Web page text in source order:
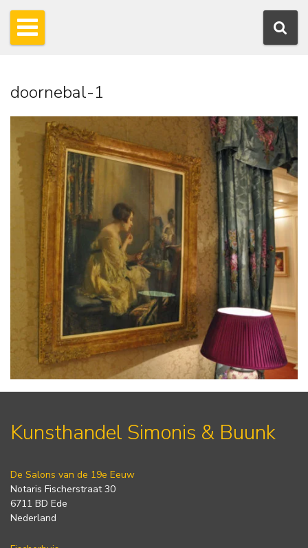
doornebal-1
Kunsthandel Simonis & Buunk
De Salons van de 19e Eeuw
Notaris Fischerstraat 30
6711 BD Ede
Nederland